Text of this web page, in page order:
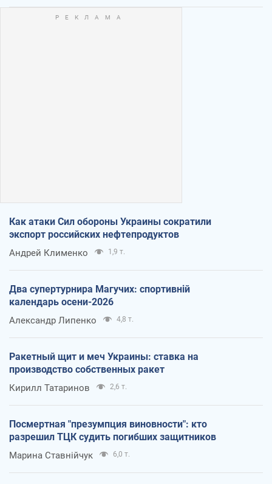
Как атаки Сил обороны Украины сократили
экспорт российских нефтепродуктов
Андрей Клименко 1,9 т.
Два супертурнира Магучих: спортивній
календарь осени-2026
Александр Липенко 4,8 т.
Ракетный щит и меч Украины: ставка на
производство собственных ракет
Кирилл Татаринов 2,6 т.
Посмертная "презумпция виновности": кто
разрешил ТЦК судить погибших защитников
Марина Ставнійчук 6,0 т.